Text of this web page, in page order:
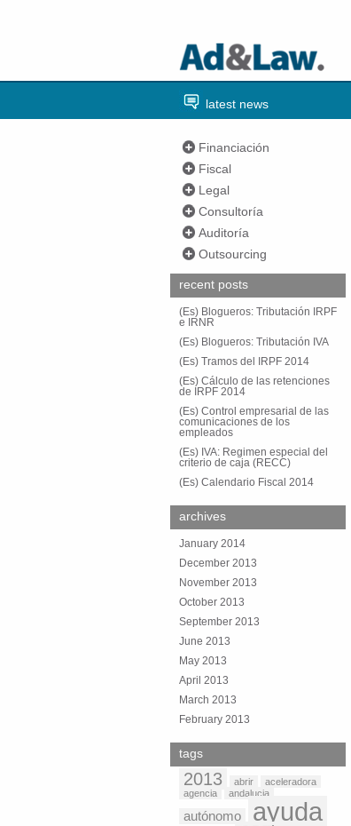
latest news
Financiación
Fiscal
Legal
Consultoría
Auditoría
Outsourcing
recent posts
(Es) Blogueros: Tributación IRPF
e IRNR
(Es) Blogueros: Tributación IVA
(Es) Tramos del IRPF 2014
(Es) Cálculo de las retenciones
de IRPF 2014
(Es) Control empresarial de las
comunicaciones de los
empleados
(Es) IVA: Regimen especial del
criterio de caja (RECC)
(Es) Calendario Fiscal 2014
archives
January 2014
December 2013
November 2013
October 2013
September 2013
June 2013
May 2013
April 2013
March 2013
February 2013
tags
2013 abrir
aceleradora
agencia
andalucia
autónomo ayuda